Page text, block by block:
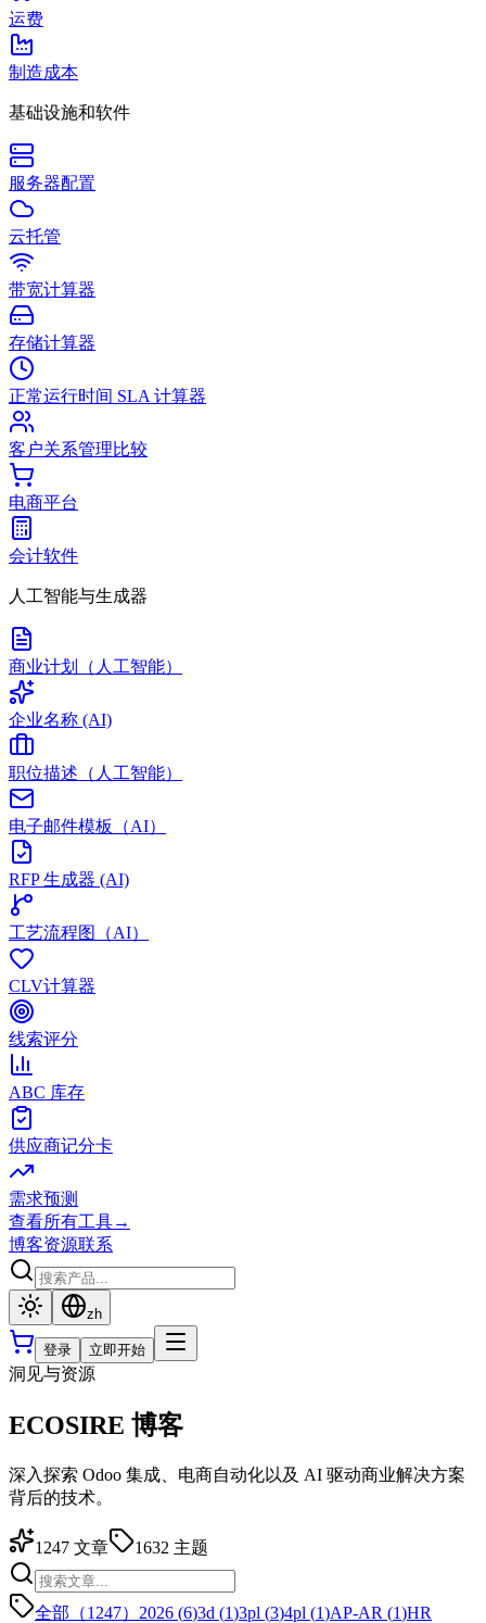
运费
制造成本
基础设施和软件
服务器配置
云托管
带宽计算器
存储计算器
正常运行时间 SLA 计算器
客户关系管理比较
电商平台
会计软件
人工智能与生成器
商业计划（人工智能）
企业名称 (AI)
职位描述（人工智能）
电子邮件模板（AI）
RFP 生成器 (AI)
工艺流程图（AI）
CLV计算器
线索评分
ABC 库存
供应商记分卡
需求预测
查看所有工具→
博客资源联系
zh
登录 立即开始
洞见与资源
ECOSIRE 博客
深入探索 Odoo 集成、电商自动化以及 AI 驱动商业解决方案
背后的技术。
1247 文章 1632 主题
全部（1247） 2026 (6)3d (1)3pl (3)4pl (1)AP-AR (1)HR